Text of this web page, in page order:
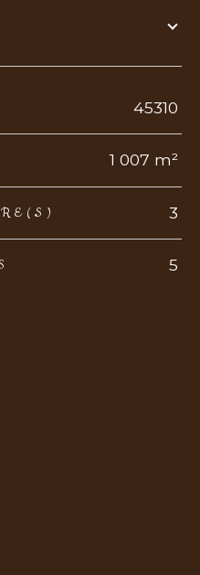
TRAD_ZEPHYR_Valeurs
45310
1 007 m²
3
5